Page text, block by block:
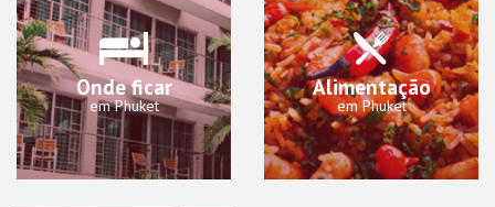
Onde ficar
em Phuket
Alimentação
em Phuket